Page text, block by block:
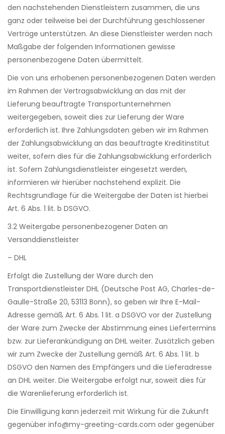
den nachstehenden Dienstleistern zusammen, die uns
ganz oder teilweise bei der Durchführung geschlossener
Verträge unterstützen. An diese Dienstleister werden nach
Maßgabe der folgenden Informationen gewisse
personenbezogene Daten übermittelt.
Die von uns erhobenen personenbezogenen Daten werden
im Rahmen der Vertragsabwicklung an das mit der
Lieferung beauftragte Transportunternehmen
weitergegeben, soweit dies zur Lieferung der Ware
erforderlich ist. Ihre Zahlungsdaten geben wir im Rahmen
der Zahlungsabwicklung an das beauftragte Kreditinstitut
weiter, sofern dies für die Zahlungsabwicklung erforderlich
ist. Sofern Zahlungsdienstleister eingesetzt werden,
informieren wir hierüber nachstehend explizit. Die
Rechtsgrundlage für die Weitergabe der Daten ist hierbei
Art. 6 Abs. 1 lit. b DSGVO.
3.2 Weitergabe personenbezogener Daten an
Versanddienstleister
– DHL
Erfolgt die Zustellung der Ware durch den
Transportdienstleister DHL (Deutsche Post AG, Charles-de-
Gaulle-Straße 20, 53113 Bonn), so geben wir Ihre E-Mail-
Adresse gemäß Art. 6 Abs. 1 lit. a DSGVO vor der Zustellung
der Ware zum Zwecke der Abstimmung eines Liefertermins
bzw. zur Lieferankündigung an DHL weiter. Zusätzlich geben
wir zum Zwecke der Zustellung gemäß Art. 6 Abs. 1 lit. b
DSGVO den Namen des Empfängers und die Lieferadresse
an DHL weiter. Die Weitergabe erfolgt nur, soweit dies für
die Warenlieferung erforderlich ist.
Die Einwilligung kann jederzeit mit Wirkung für die Zukunft
gegenüber info@my-greeting-cards.com oder gegenüber